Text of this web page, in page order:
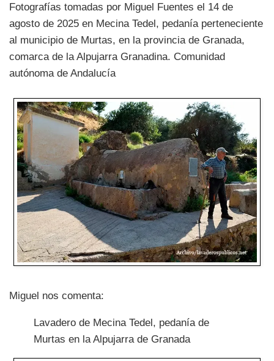
Fotografías tomadas por Miguel Fuentes el 14 de
agosto de 2025 en Mecina Tedel, pedanía perteneciente
al municipio de Murtas, en la provincia de Granada,
comarca de la Alpujarra Granadina. Comunidad
autónoma de Andalucía
Miguel nos comenta:
Lavadero de Mecina Tedel, pedanía de
Murtas en la Alpujarra de Granada